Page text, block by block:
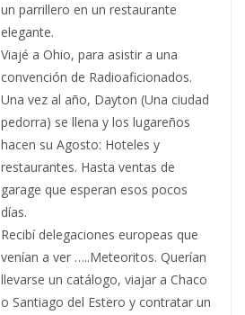
un parrillero en un restaurante
elegante.
Viajé a Ohio, para asistir a una
convención de Radioaficionados.
Una vez al año, Dayton (Una ciudad
pedorra) se llena y los lugareños
hacen su Agosto: Hoteles y
restaurantes. Hasta ventas de
garage que esperan esos pocos
días.
Recibí delegaciones europeas que
venían a ver …..Meteoritos. Querían
llevarse un catálogo, viajar a Chaco
o Santiago del Estero y contratar un